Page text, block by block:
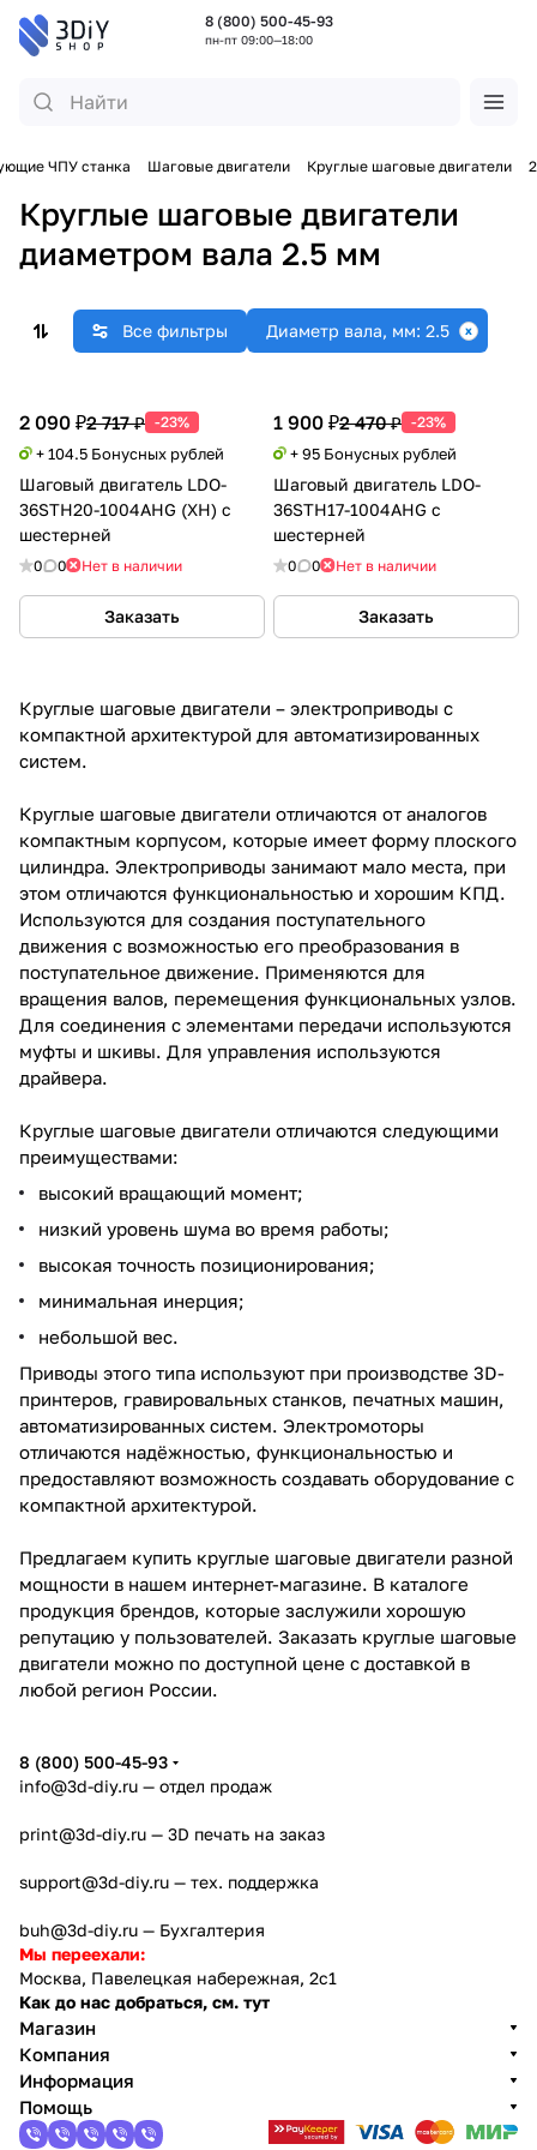
8 (800) 500-45-93
пн-пт 09:00—18:00
ЧПУ станка Шаговые двигатели Круглые шаговые двигатели
Круглые шаговые двигатели
диаметром вала 2.5 мм
Все фильтры Диаметр вала, мм: 2.5
2 090 ₽2 717 ₽ -23%
+ 104.5 Бонусных рублей
Шаговый двигатель LDO-
36STH20-1004AHG (XH) с
шестерней
0 0 Нет в наличии
Заказать
1 900 ₽2 470 ₽ -23%
+ 95 Бонусных рублей
Шаговый двигатель LDO-
36STH17-1004AHG с
шестерней
0 0 Нет в наличии
Заказать
Круглые шаговые двигатели – электроприводы с
компактной архитектурой для автоматизированных
систем.
Круглые шаговые двигатели отличаются от аналогов
компактным корпусом, которые имеет форму плоского
цилиндра. Электроприводы занимают мало места, при
этом отличаются функциональностью и хорошим КПД.
Используются для создания поступательного
движения с возможностью его преобразования в
поступательное движение. Применяются для
вращения валов, перемещения функциональных узлов.
Для соединения с элементами передачи используются
муфты и шкивы. Для управления используются
драйвера.
Круглые шаговые двигатели отличаются следующими
преимуществами:
высокий вращающий момент;
низкий уровень шума во время работы;
высокая точность позиционирования;
минимальная инерция;
небольшой вес.
Приводы этого типа используют при производстве 3D-
принтеров, гравировальных станков, печатных машин,
автоматизированных систем. Электромоторы
отличаются надёжностью, функциональностью и
предоставляют возможность создавать оборудование с
компактной архитектурой.
Предлагаем купить круглые шаговые двигатели разной
мощности в нашем интернет-магазине. В каталоге
продукция брендов, которые заслужили хорошую
репутацию у пользователей. Заказать круглые шаговые
двигатели можно по доступной цене с доставкой в
любой регион России.
8 (800) 500-45-93
info@3d-diy.ru — отдел продаж
print@3d-diy.ru — 3D печать на заказ
support@3d-diy.ru — тех. поддержка
buh@3d-diy.ru — Бухгалтерия
Мы переехали:
Москва, Павелецкая набережная, 2с1
Как до нас добраться, см. тут
Магазин
Компания
Информация
Помощь